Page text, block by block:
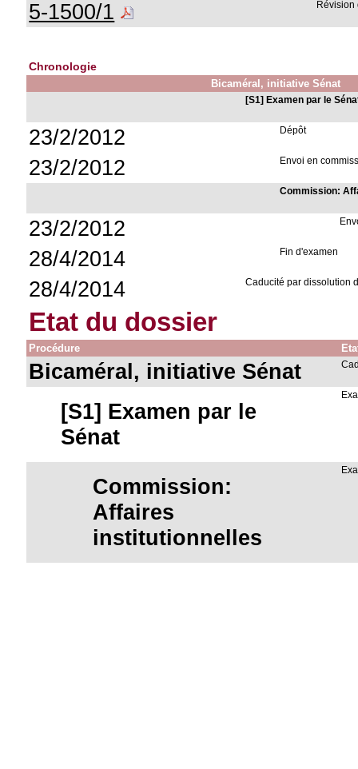
5-1500/1 Révision
Chronologie
Bicaméral, initiative Sénat
[S1] Examen par le
23/2/2012 Dépôt
23/2/2012 Envoi en
Commission:
23/2/2012
28/4/2014 Fin d'examen
28/4/2014 Caducité par dissolution
Etat du dossier
Procédure
Bicaméral, initiative Sénat
[S1] Examen par le
Sénat
Commission:
Affaires
institutionnelles